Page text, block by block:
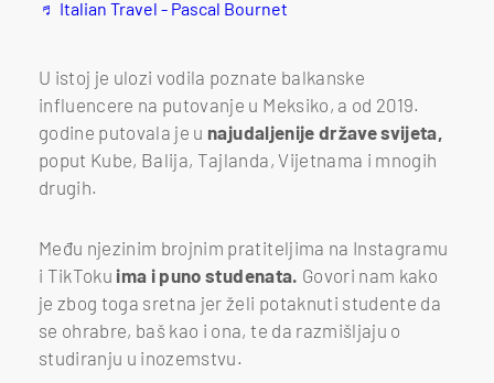
♬ Italian Travel - Pascal Bournet
U istoj je ulozi vodila poznate balkanske
influencere na putovanje u Meksiko, a od 2019.
godine putovala je u najudaljenije države svijeta,
poput Kube, Balija, Tajlanda, Vijetnama i mnogih
drugih.
Među njezinim brojnim pratiteljima na Instagramu
i TikToku ima i puno studenata. Govori nam kako
je zbog toga sretna jer želi potaknuti studente da
se ohrabre, baš kao i ona, te da razmišljaju o
studiranju u inozemstvu.